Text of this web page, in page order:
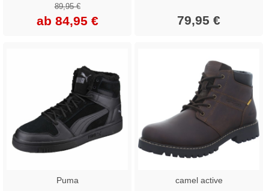
89,95 €
ab 84,95 € 79,95 €
Puma camel active